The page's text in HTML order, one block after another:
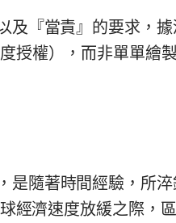
『當責』的要求，據
授權），而非單單繪
是隨著時間經驗，所
經濟速度放緩之際，